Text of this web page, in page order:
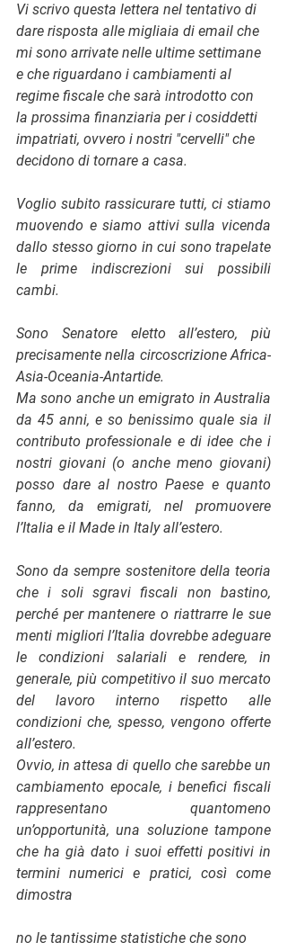
Vi scrivo questa lettera nel tentativo di
dare risposta alle migliaia di email che
mi sono arrivate nelle ultime settimane
e che riguardano i cambiamenti al
regime fiscale che sarà introdotto con
la prossima finanziaria per i cosiddetti
impatriati, ovvero i nostri "cervelli" che
decidono di tornare a casa.
Voglio subito rassicurare tutti, ci stiamo
muovendo e siamo attivi sulla vicenda
dallo stesso giorno in cui sono trapelate
le prime indiscrezioni sui possibili
cambi.
Sono Senatore eletto all’estero, più
precisamente nella circoscrizione Africa-
Asia-Oceania-Antartide.
Ma sono anche un emigrato in Australia
da 45 anni, e so benissimo quale sia il
contributo professionale e di idee che i
nostri giovani (o anche meno giovani)
posso dare al nostro Paese e quanto
fanno, da emigrati, nel promuovere
l’Italia e il Made in Italy all’estero.
Sono da sempre sostenitore della teoria
che i soli sgravi fiscali non bastino,
perché per mantenere o riattrarre le sue
menti migliori l’Italia dovrebbe adeguare
le condizioni salariali e rendere, in
generale, più competitivo il suo mercato
del lavoro interno rispetto alle
condizioni che, spesso, vengono offerte
all’estero.
Ovvio, in attesa di quello che sarebbe un
cambiamento epocale, i benefici fiscali
rappresentano quantomeno
un’opportunità, una soluzione tampone
che ha già dato i suoi effetti positivi in
termini numerici e pratici, così come
dimostra
no le tantissime statistiche che sono